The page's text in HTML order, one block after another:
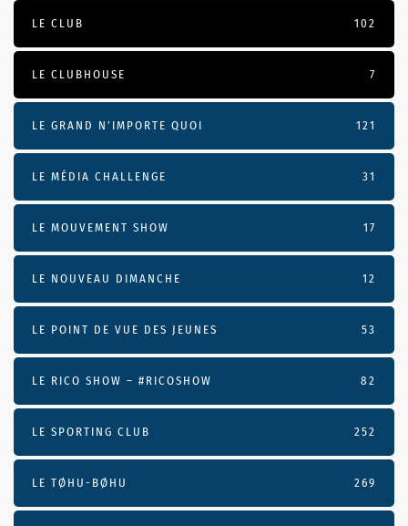
LE CLUB 102
LE CLUBHOUSE 7
LE GRAND N’IMPORTE QUOI 121
LE MÉDIA CHALLENGE 31
LE MOUVEMENT SHOW 17
LE NOUVEAU DIMANCHE 12
LE POINT DE VUE DES JEUNES 53
LE RICO SHOW – #RICOSHOW 82
LE SPORTING CLUB 252
LE TØHU-BØHU 269